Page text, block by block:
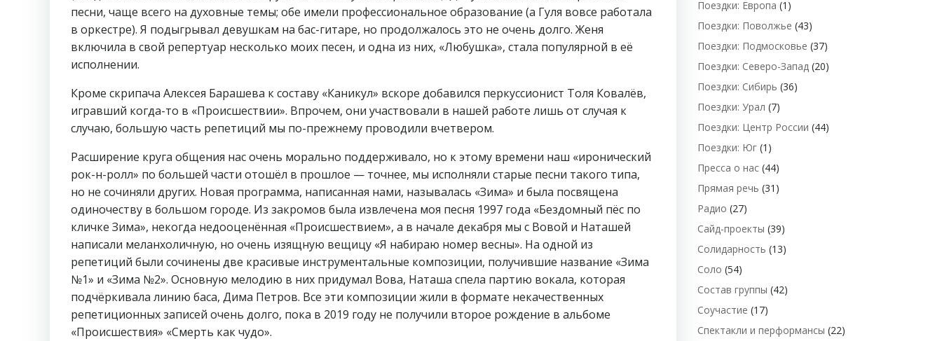
песни, чаще всего на духовные темы; обе имели профессиональное образование (а Гуля вовсе работала
в оркестре). Я подыгрывал девушкам на бас-гитаре, но продолжалось это не очень долго. Женя
включила в свой репертуар несколько моих песен, и одна из них, «Любушка», стала популярной в её
исполнении.
Кроме скрипача Алексея Барашева к составу «Каникул» вскоре добавился перкуссионист Толя Ковалёв,
игравший когда-то в «Происшествии». Впрочем, они участвовали в нашей работе лишь от случая к
случаю, большую часть репетиций мы по-прежнему проводили вчетвером.
Расширение круга общения нас очень морально поддерживало, но к этому времени наш «иронический
рок-н-ролл» по большей части отошёл в прошлое — точнее, мы исполняли старые песни такого типа,
но не сочиняли других. Новая программа, написанная нами, называлась «Зима» и была посвящена
одиночеству в большом городе. Из закромов была извлечена моя песня 1997 года «Бездомный пёс по
кличке Зима», некогда недооценённая «Происшествием», а в начале декабря мы с Вовой и Наташей
написали меланхоличную, но очень изящную вещицу «Я набираю номер весны». На одной из
репетиций были сочинены две красивые инструментальные композиции, получившие название «Зима
№1» и «Зима №2». Основную мелодию в них придумал Вова, Наташа спела партию вокала, которая
подчёркивала линию баса, Дима Петров. Все эти композиции жили в формате некачественных
репетиционных записей очень долго, пока в 2019 году не получили второе рождение в альбоме
«Происшествия» «Смерть как чудо».
Поездки: Европа (1)
Поездки: Поволжье (43)
Поездки: Подмосковье (37)
Поездки: Северо-Запад (20)
Поездки: Сибирь (36)
Поездки: Урал (7)
Поездки: Центр России (44)
Поездки: Юг (1)
Пресса о нас (44)
Прямая речь (31)
Радио (27)
Сайд-проекты (39)
Солидарность (13)
Соло (54)
Состав группы (42)
Соучастие (17)
Спектакли и перформансы (22)